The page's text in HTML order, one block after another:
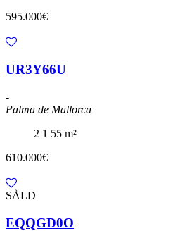
595.000€
UR3Y66U
-
Palma de Mallorca
2 1 55 m²
610.000€
SÅLD
EQQGD0O